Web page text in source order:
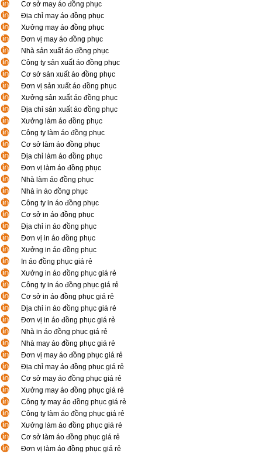
Cơ sở may áo đồng phục
Địa chỉ may áo đồng phục
Xưởng may áo đồng phục
Đơn vị may áo đồng phục
Nhà sản xuất áo đồng phục
Công ty sản xuất áo đồng phục
Cơ sở sản xuất áo đồng phục
Đơn vị sản xuất áo đồng phục
Xưởng sản xuất áo đồng phục
Địa chỉ sản xuất áo đồng phục
Xưởng làm áo đồng phục
Công ty làm áo đồng phục
Cơ sở làm áo đồng phục
Địa chỉ làm áo đồng phục
Đơn vị làm áo đồng phục
Nhà làm áo đồng phục
Nhà in áo đồng phục
Công ty in áo đồng phục
Cơ sở in áo đồng phục
Địa chỉ in áo đồng phục
Đơn vị in áo đồng phục
Xưởng in áo đồng phục
In áo đồng phục giá rẻ
Xưởng in áo đồng phục giá rẻ
Công ty in áo đồng phục giá rẻ
Cơ sở in áo đồng phục giá rẻ
Địa chỉ in áo đồng phục giá rẻ
Đơn vị in áo đồng phục giá rẻ
Nhà in áo đồng phục giá rẻ
Nhà may áo đồng phục giá rẻ
Đơn vị may áo đồng phục giá rẻ
Địa chỉ may áo đồng phục giá rẻ
Cơ sở may áo đồng phục giá rẻ
Xưởng may áo đồng phục giá rẻ
Công ty may áo đồng phục giá rẻ
Công ty làm áo đồng phục giá rẻ
Xưởng làm áo đồng phục giá rẻ
Cơ sở làm áo đồng phục giá rẻ
Đơn vị làm áo đồng phục giá rẻ